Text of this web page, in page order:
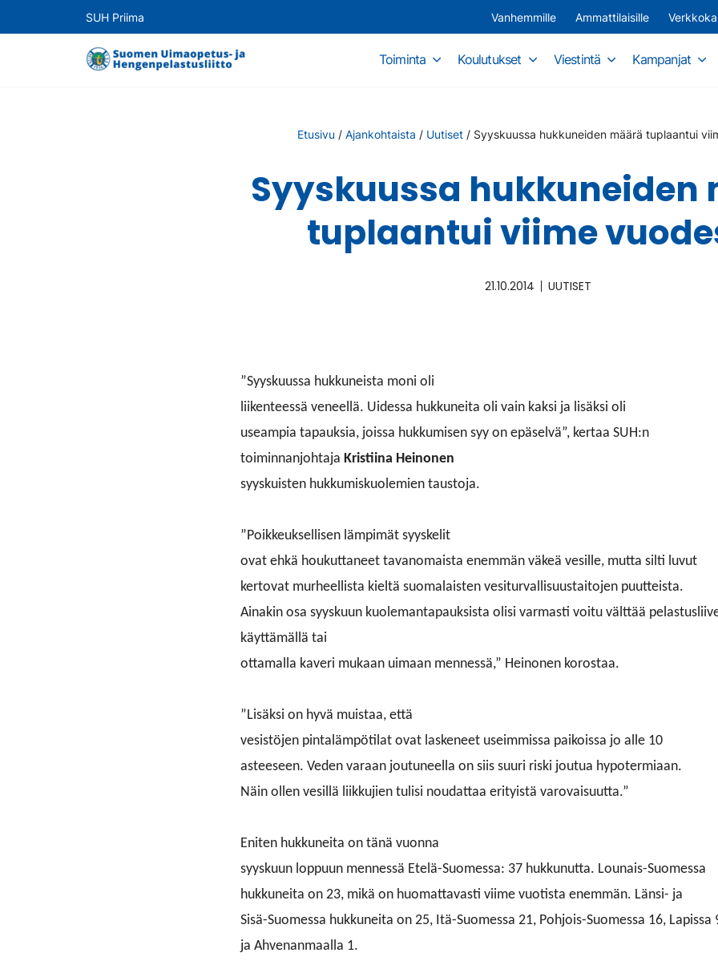
SUH Priima Vanhemmille Ammattilaisille
Toiminta Koulutukset Viestintä Kampanjat
Etusivu / Ajankohtaista / Uutiset/ Syyskuussa hukkuneiden määrä tuplaantui
Syyskuussa hukkuneiden
tuplaantui viime
21.10.2014 UUTISET
”Syyskuussa hukkuneista moni oli
liikenteessä veneellä. Uidessa hukkuneita oli vain kaksi ja lisäksi oli
useampia tapauksia, joissa hukkumisen syy on epäselvä”, kertaa SUH:n
toiminnanjohtajaKristiina Heinonen
syyskuisten hukkumiskuolemien taustoja.
”Poikkeuksellisen lämpimät syyskelit
ovat ehkä houkuttaneet tavanomaista enemmän väkeä vesille, mutta silti luvut
kertovat murheellista kieltä suomalaisten vesiturvallisuustaitojen puutteista.
Ainakin osa syyskuun kuolemantapauksista olisi varmasti voitu välttää
käyttämällä tai
ottamalla kaveri mukaan uimaan mennessä,” Heinonen korostaa.
”Lisäksi on hyvä muistaa, että
vesistöjen pintalämpötilat ovat laskeneet useimmissa paikoissa jo alle 10
asteeseen. Veden varaan joutuneella on siis suuri riski joutua hypotermiaan.
Näin ollen vesillä liikkujien tulisi noudattaa erityistä varovaisuutta.”
Eniten hukkuneita on tänä vuonna
syyskuun loppuun mennessä Etelä-Suomessa: 37 hukkunutta. Lounais-Suomessa
hukkuneita on 23, mikä on huomattavasti viime vuotista enemmän. Länsi- ja
Sisä-Suomessa hukkuneita on 25, Itä-Suomessa 21, Pohjois-Suomessa 16, Lapissa
ja Ahvenanmaalla 1.